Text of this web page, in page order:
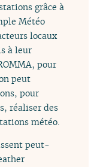
grâce à
Météo
locaux
à leur
pour
peut
pour
réaliser des
météo.
peut-